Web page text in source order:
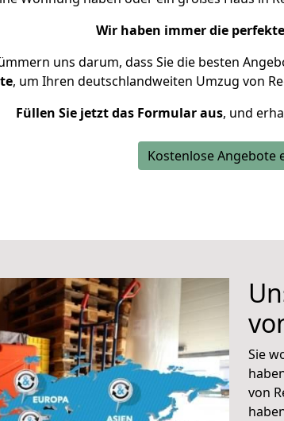
Wir haben immer die
uns darum, dass Sie die besten
, um Ihren deutschlandweiten Umzug von
Füllen Sie jetzt das Formular aus, und
Kostenlose Angebote
Sie
von